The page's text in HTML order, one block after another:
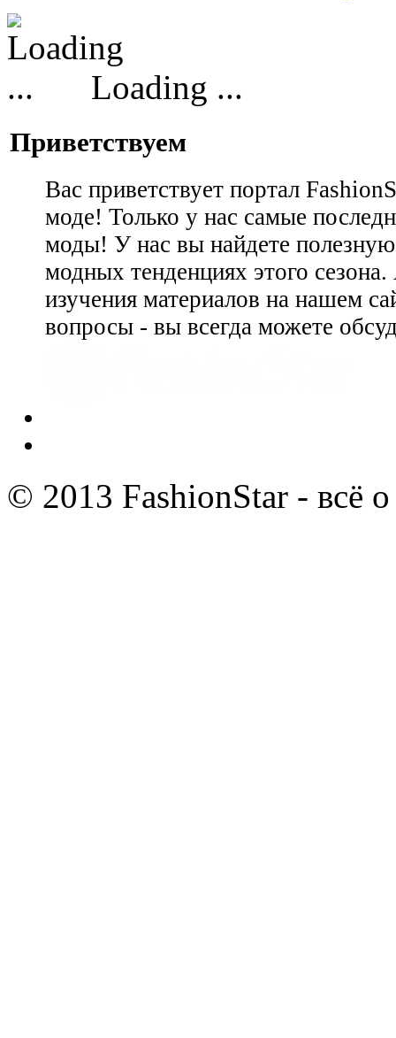
Loading ...
Приветствуем
Вас приветствует портал
моде! Только у нас самые
моды! У нас вы найдете
модных тенденциях этого
изучения материалов на нашем
вопросы - вы всегда можете
© 2013 FashionStar - всё